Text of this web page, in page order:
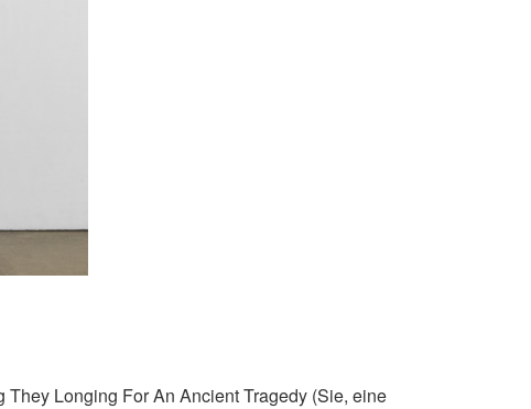
Longing For An Ancient Tragedy (Sie, eine